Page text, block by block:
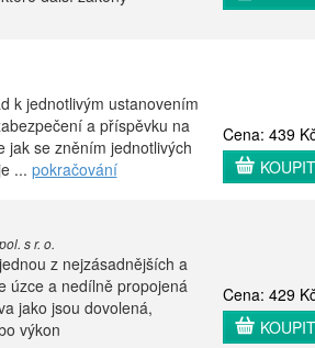
k jednotlivým ustanovením
a příspěvku na
jak se zněním jednotlivých
... pokračování
Cena: 439
KOUPIT
s r. o.
z nejzásadnějších a
úzce a nedílně propojená
jako jsou dovolená,
výkon
Cena: 429
KOUPIT